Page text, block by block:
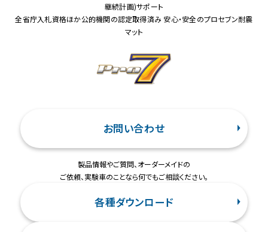
継続計画)サポート
全省庁入札資格ほか公的機関の認定取得済み 安心・安全のプロセブン耐震
マット
お問い合わせ
製品情報やご質問、オーダーメイドの
ご依頼、実験車のことなら何でもご相談ください。
各種ダウンロード